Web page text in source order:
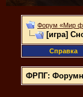
Форум «Мир
[игра]
Справка
ФРПГ: